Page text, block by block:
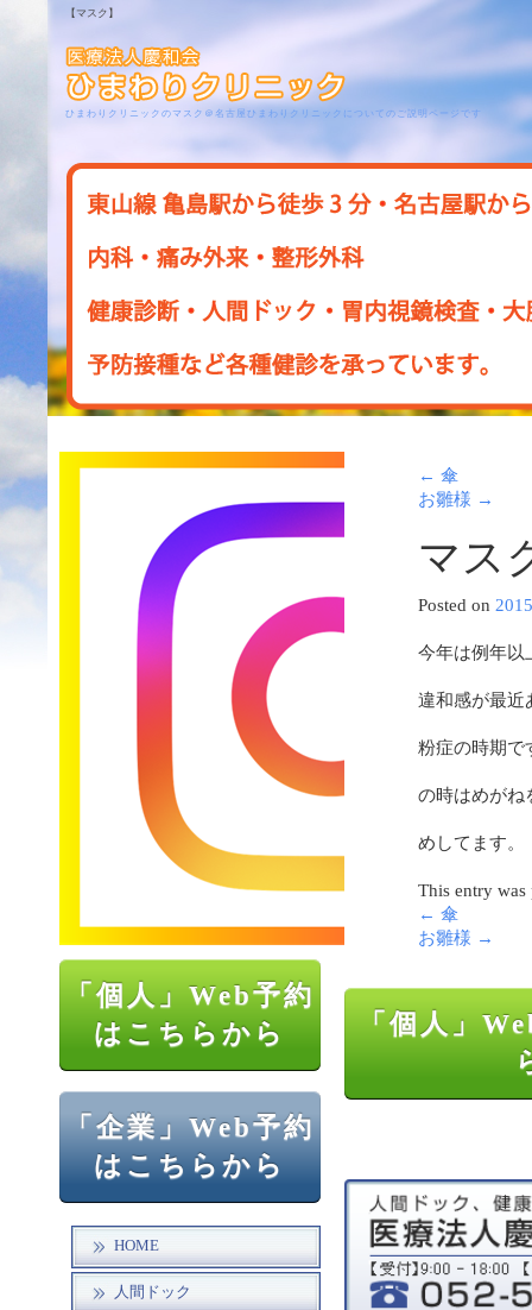
【マスク】
ひまわりクリニックのマスク＠名古屋ひまわりクリニックについてのご説明ページです
「個人」Web予約
はこちらから
「企業」Web予約
はこちらから
HOME
人間ドック
← 傘
お雛様 →
マス
Posted on
今年は例年以
違和感が最近
粉症の時期で
の時はめがね
めしてます。
This entry
← 傘
お雛様 →
「個人」